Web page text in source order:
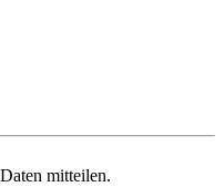
mitteilen.